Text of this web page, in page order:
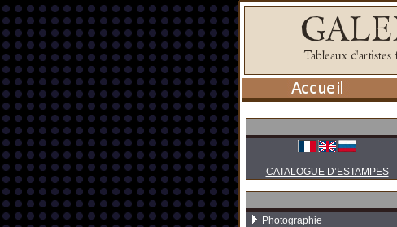
CATALOGUE D’ESTAMPES
Photographie